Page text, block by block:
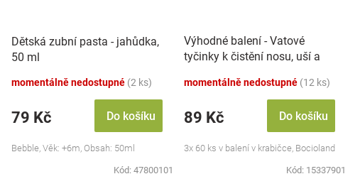
Dětská zubní pasta - jahůdka,
50 ml
momentálně nedostupné (2 ks)
79 Kč Do košíku
Bebble, Věk: +6m, Obsah: 50ml
Kód: 47800101
Výhodné balení - Vatové
tyčinky k čistění nosu, uší a
momentálně nedostupné (12 ks)
89 Kč Do košíku
3x 60 ks v balení v krabičce, Bocioland
Kód: 15337901